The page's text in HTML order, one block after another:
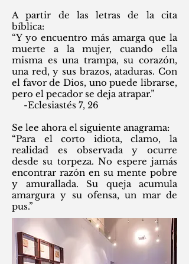
A partir de las letras de la cita
bíblica:
“Y yo encuentro más amarga que la
muerte a la mujer, cuando ella
misma es una trampa, su corazón,
una red, y sus brazos, ataduras. Con
el favor de Dios, uno puede librarse,
pero el pecador se deja atrapar.”
-Eclesiastés 7, 26
Se lee ahora el siguiente anagrama:
“Para el corto idiota, clamo, la
realidad es observada y ocurre
desde su torpeza. No espere jamás
encontrar razón en su mente pobre
y amurallada. Su queja acumula
amargura y su ofensa, un mar de
pus.”